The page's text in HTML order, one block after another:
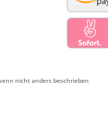
nicht anders beschrieben